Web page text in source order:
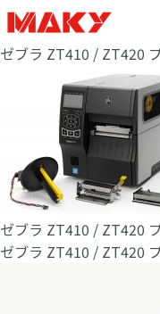
ゼブラ ZT410 / ZT420
ゼブラ ZT410 / ZT420
ゼブラ ZT410 / ZT420